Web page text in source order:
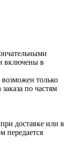
включены в
только
по частям
доставке или в
передается